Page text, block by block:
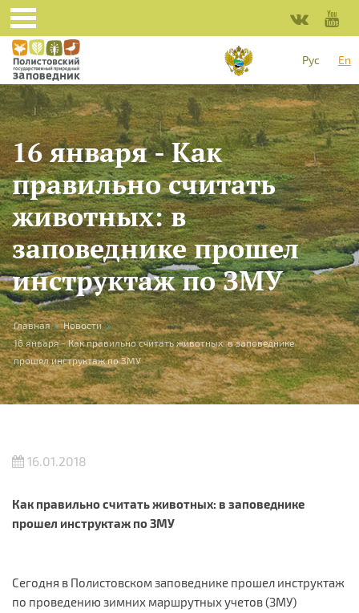
Skip to main content
Рус
En
16 января - Как
правильно считать
животных: в
заповеднике прошел
инструктаж по ЗМУ
You are here
Главная » Новости »
16 января - Как правильно считать животных: в заповеднике
прошел инструктаж по ЗМУ
16.01.2018
Как правильно считать животных: в заповеднике
прошел инструктаж по ЗМУ
Сегодня в Полистовском заповеднике прошел инструктаж
по проведению зимних маршрутных учетов (ЗМУ)